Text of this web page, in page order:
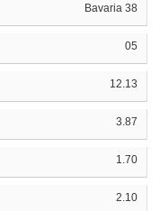
Bavaria 38
05
12.13
3.87
1.70
2.10